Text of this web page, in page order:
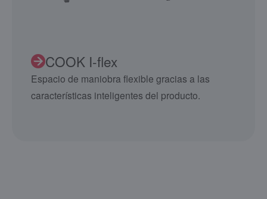
COOK I-flex
Espacio de maniobra flexible gracias a las
características inteligentes del producto.